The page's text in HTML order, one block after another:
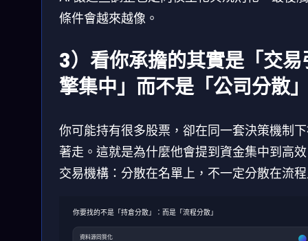
條件會越來越像。
3）看你承擔的其實是「交易
擎集中」而不是「公司分散
你可能持有很多股票，卻在同一套決策機制
著走。這就是為什麼他會提到資金集中到高
交易機構：分散在名單上，不一定分散在流
你要找的不是「持倉分散」：而是「流程分散」
資料源同質化